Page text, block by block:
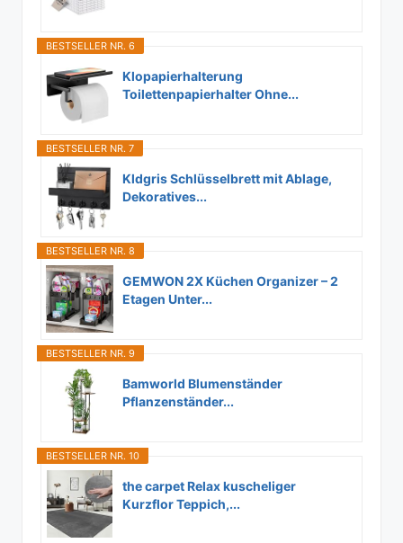
BESTSELLER NR. 6
Klopapierhalterung
Toilettenpapierhalter Ohne...
BESTSELLER NR. 7
Kldgris Schlüsselbrett mit Ablage,
Dekoratives...
BESTSELLER NR. 8
GEMWON 2X Küchen Organizer – 2
Etagen Unter...
BESTSELLER NR. 9
Bamworld Blumenständer
Pflanzenständer...
BESTSELLER NR. 10
the carpet Relax kuscheliger
Kurzflor Teppich,...